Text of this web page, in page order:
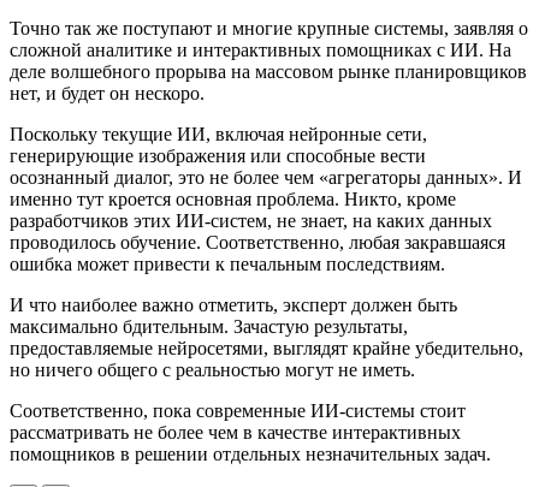
Точно так же поступают и многие крупные системы, заявляя о
сложной аналитике и интерактивных помощниках с ИИ. На
деле волшебного прорыва на массовом рынке планировщиков
нет, и будет он нескоро.
Поскольку текущие ИИ, включая нейронные сети,
генерирующие изображения или способные вести
осознанный диалог, это не более чем «агрегаторы данных». И
именно тут кроется основная проблема. Никто, кроме
разработчиков этих ИИ-систем, не знает, на каких данных
проводилось обучение. Соответственно, любая закравшаяся
ошибка может привести к печальным последствиям.
И что наиболее важно отметить, эксперт должен быть
максимально бдительным. Зачастую результаты,
предоставляемые нейросетями, выглядят крайне убедительно,
но ничего общего с реальностью могут не иметь.
Соответственно, пока современные ИИ-системы стоит
рассматривать не более чем в качестве интерактивных
помощников в решении отдельных незначительных задач.